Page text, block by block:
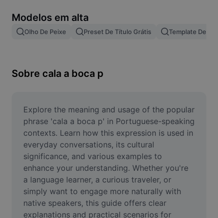
Mesclar imagens
Redimensionar Imagem
Criador de Memes
AI Text Remover
AI People Remover
AI Inpainting
Face Cutout
Modelos em alta
Olho De Peixe Preset De Título Grátis Template De
Sobre cala a boca p
Explore the meaning and usage of the popular
phrase 'cala a boca p' in Portuguese-speaking
contexts. Learn how this expression is used in
everyday conversations, its cultural
significance, and various examples to
enhance your understanding. Whether you're
a language learner, a curious traveler, or
simply want to engage more naturally with
native speakers, this guide offers clear
explanations and practical scenarios for